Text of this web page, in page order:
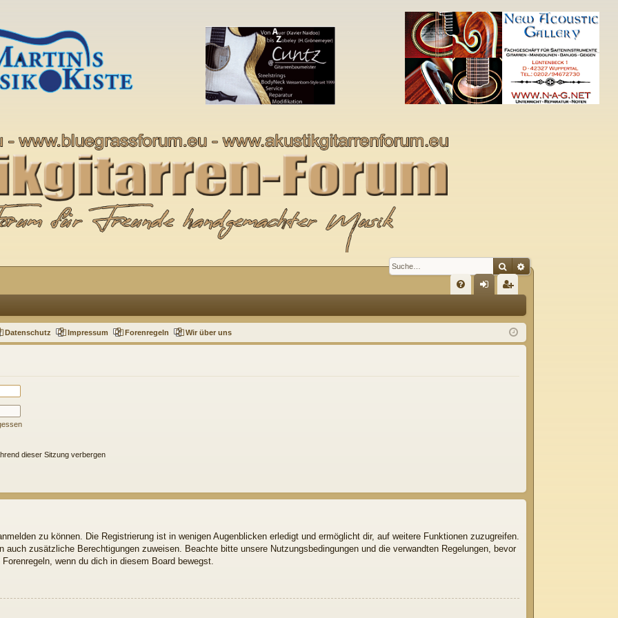
SucheErweiterte Suche
S
Q m
el
ist
rie
Datenschutz Impressum Forenregeln Wir über uns
dieser Sitzung verbergen
zu können. Die Registrierung ist in wenigen Augenblicken erledigt und ermöglicht dir, auf weitere Funktionen zuzugreifen.
auch zusätzliche Berechtigungen zuweisen. Beachte bitte unsere Nutzungsbedingungen und die verwandten Regelungen, bevor
wenn du dich in diesem Board bewegst.